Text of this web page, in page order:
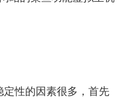
性的因素很多，首先